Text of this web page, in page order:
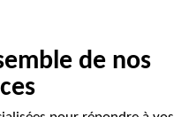
de nos